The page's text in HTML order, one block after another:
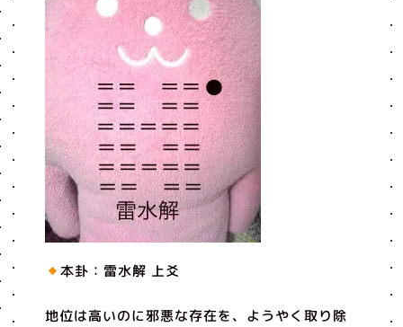
本卦：雷水解 上爻
地位は高いのに邪悪な存在を、ようやく取り除